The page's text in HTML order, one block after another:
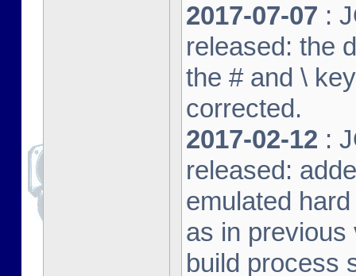
2017-07-07 :
released: the
the # and \
corrected.
2017-02-12 :
released:
emulated
as in previous
build process